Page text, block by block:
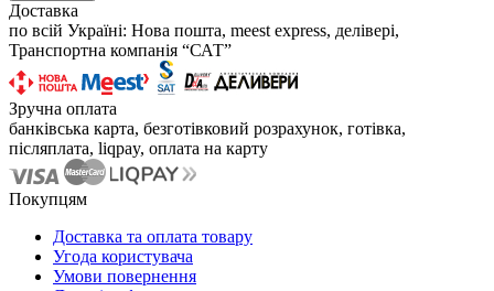
Доставка
по всій Україні: Нова пошта, meest express, делівері,
Транспортна компанія “САТ”
Зручна оплата
банківська карта, безготівковий розрахунок, готівка,
післяплата, liqpay, оплата на карту
Покупцям
Доставка та оплата товару
Угода користувача
Умови повернення